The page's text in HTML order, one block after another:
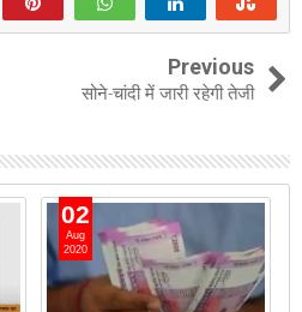
Previous
सोने-चांदी में जारी रहेगी तेजी
02
Aug
2020